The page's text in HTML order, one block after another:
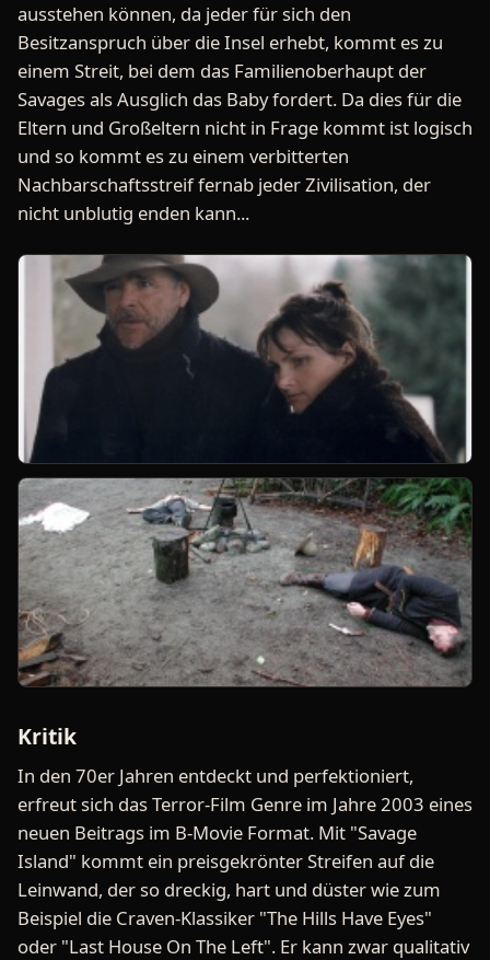
ausstehen können, da jeder für sich den
Besitzanspruch über die Insel erhebt, kommt es zu
einem Streit, bei dem das Familienoberhaupt der
Savages als Ausglich das Baby fordert. Da dies für die
Eltern und Großeltern nicht in Frage kommt ist logisch
und so kommt es zu einem verbitterten
Nachbarschaftsstreif fernab jeder Zivilisation, der
nicht unblutig enden kann...
Kritik
In den 70er Jahren entdeckt und perfektioniert,
erfreut sich das Terror-Film Genre im Jahre 2003 eines
neuen Beitrags im B-Movie Format. Mit "Savage
Island" kommt ein preisgekrönter Streifen auf die
Leinwand, der so dreckig, hart und düster wie zum
Beispiel die Craven-Klassiker "The Hills Have Eyes"
oder "Last House On The Left". Er kann zwar qualitativ